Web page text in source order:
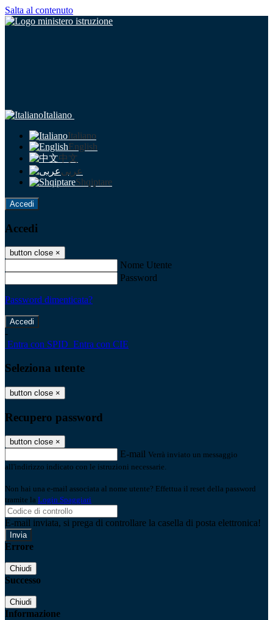
Salta al contenuto
Italiano
Italiano
English
中文
عربى
Shqiptare
Accedi
Accedi
button close ×
Nome Utente
Password
Password dimenticata?
-
Entra con SPID Entra con CIE
Seleziona utente
button close ×
Recupero password
button close ×
E-mail Verrà inviato un messaggio
all'indirizzo indicato con le istruzioni necessarie.
Non hai una e-mail associata al nome utente? Effettua il reset della password
tramite la Login Spaggiari
E-mail inviata, si prega di controllare la casella di posta elettronica!
Errore
Chiudi
Successo
Chiudi
Informazione